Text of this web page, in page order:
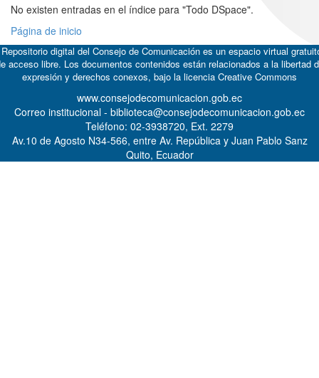
No existen entradas en el índice para "Todo DSpace".
Página de inicio
digital del Consejo de Comunicación es un espacio virtual
acceso libre. Los documentos contenidos están relacionados a la libertad
expresión y derechos conexos, bajo la licencia Creative Commons
www.consejodecomunicacion.gob.ec
Correo institucional - biblioteca@consejodecomunicacion.gob.ec
Teléfono: 02-3938720, Ext. 2279
Av.10 de Agosto N34-566, entre Av. República y Juan Pablo Sanz
Quito, Ecuador